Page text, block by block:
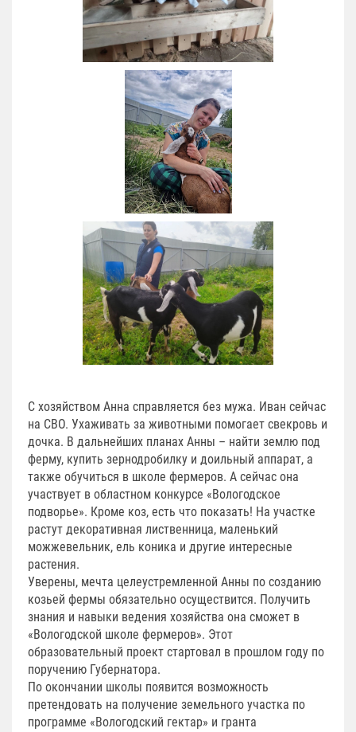
С хозяйством Анна справляется без мужа. Иван сейчас
на СВО. Ухаживать за животными помогает свекровь и
дочка. В дальнейших планах Анны – найти землю под
ферму, купить зернодробилку и доильный аппарат, а
также обучиться в школе фермеров. А сейчас она
участвует в областном конкурсе «Вологодское
подворье». Кроме коз, есть что показать! На участке
растут декоративная лиственница, маленький
можжевельник, ель коника и другие интересные
растения.
Уверены, мечта целеустремленной Анны по созданию
козьей фермы обязательно осуществится. Получить
знания и навыки ведения хозяйства она сможет в
«Вологодской школе фермеров». Этот
образовательный проект стартовал в прошлом году по
поручению Губернатора.
По окончании школы появится возможность
претендовать на получение земельного участка по
программе «Вологодский гектар» и гранта